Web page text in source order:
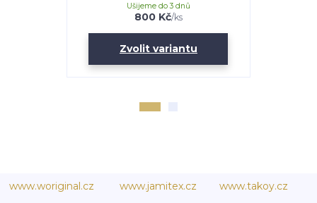
800 Kč/ks
Ušijeme do 3 dnů
Zvolit variantu
www.woriginal.cz www.jamitex.cz www.takoy.cz